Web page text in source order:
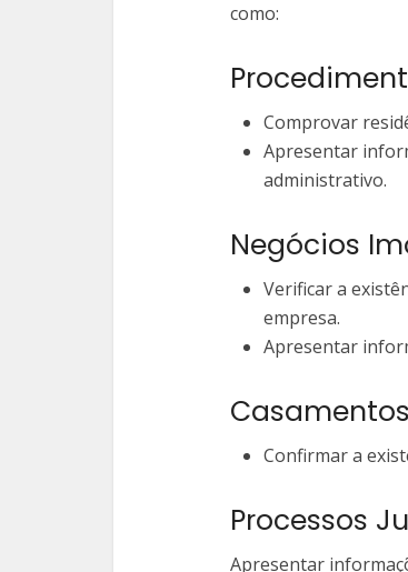
como:
Comprovar
Apresentar
administrativo.
Negócios
Verificar a
empresa.
Apresentar
Confirmar a
Processos
Apresentar